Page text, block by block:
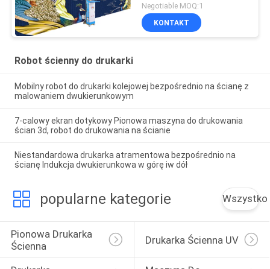
Negotiable MOQ:1
KONTAKT
Robot ścienny do drukarki
Mobilny robot do drukarki kolejowej bezpośrednio na ścianę z
malowaniem dwukierunkowym
7-calowy ekran dotykowy Pionowa maszyna do drukowania
ścian 3d, robot do drukowania na ścianie
Niestandardowa drukarka atramentowa bezpośrednio na
ścianę Indukcja dwukierunkowa w górę iw dół
popularne kategorie Wszystko
Pionowa Drukarka
Ścienna
Drukarka Ścienna UV